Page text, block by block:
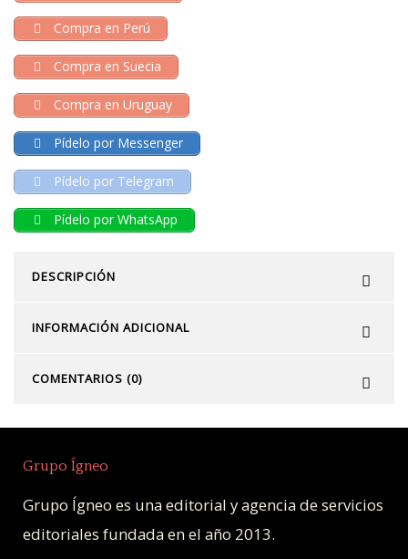
Compra en Perú
Compra en Suecia
Compra en Uruguay
Pídelo por Messenger
Pídelo por Telegram
Pídelo por WhatsApp
DESCRIPCIÓN
INFORMACIÓN ADICIONAL
COMENTARIOS (0)
Grupo Ígneo
Grupo Ígneo es una editorial y agencia de servicios
editoriales fundada en el año 2013.